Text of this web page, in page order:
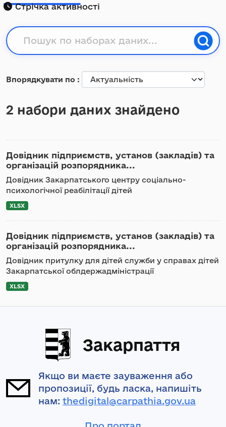
Стрічка активності
Впорядкувати по
2 набори даних знайдено
Довідник підприємств, установ (закладів) та
організацій розпорядника...
Довідник Закарпатського центру соціально-
психологічної реабілітації дітей
XLSX
Довідник підприємств, установ (закладів) та
організацій розпорядника...
Довідник притулку для дітей служби у справах дітей
Закарпатської облдержадміністрації
XLSX
Закарпаття
Якщо ви маєте зауваження або
пропозиції, будь ласка, напишіть
нам: thedigital@carpathia.gov.ua